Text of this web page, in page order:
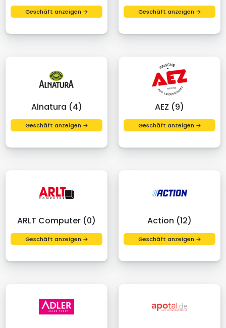
Geschäft anzeigen → Geschäft anzeigen →
Alnatura (4)
Geschäft anzeigen →
AEZ (9)
Geschäft anzeigen →
ARLT Computer (0)
Geschäft anzeigen →
Action (12)
Geschäft anzeigen →